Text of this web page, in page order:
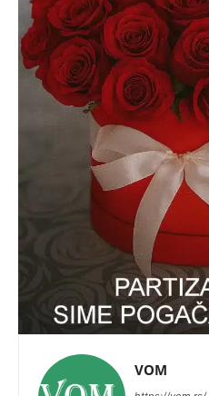
VOM